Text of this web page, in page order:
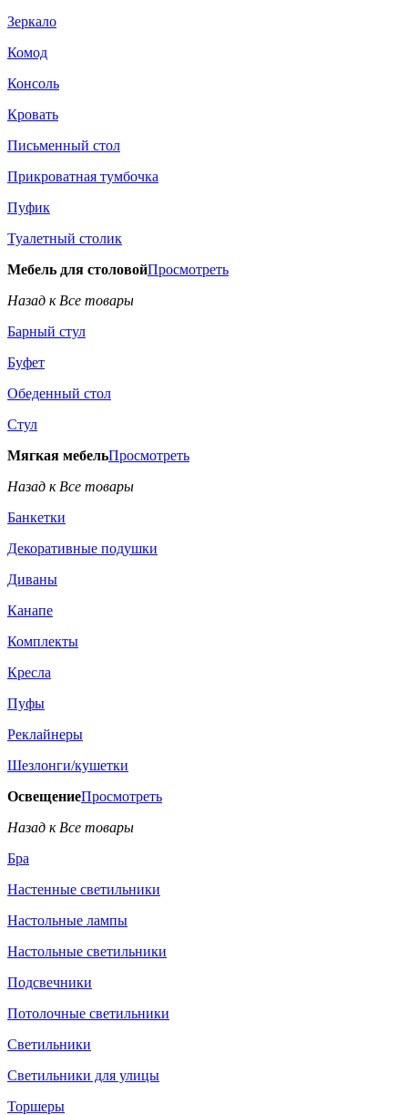
Зеркало
Комод
Консоль
Кровать
Письменный стол
Прикроватная тумбочка
Пуфик
Туалетный столик
Мебель для столовойПросмотреть
Назад к Все товары
Барный стул
Буфет
Обеденный стол
Стул
Мягкая мебельПросмотреть
Назад к Все товары
Банкетки
Декоративные подушки
Диваны
Канапе
Комплекты
Кресла
Пуфы
Реклайнеры
Шезлонги/кушетки
ОсвещениеПросмотреть
Назад к Все товары
Бра
Настенные светильники
Настольные лампы
Настольные светильники
Подсвечники
Потолочные светильники
Светильники
Светильники для улицы
Торшеры